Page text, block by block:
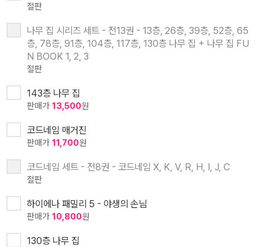
절판
나무 집 시리즈 세트 - 전13권 - 13층, 26층, 39층, 52층, 65
층, 78층, 91층, 104층, 117층, 130층 나무 집 + 나무 집 FU
N BOOK 1, 2, 3
절판
143층 나무 집
판매가 13,500원
코드네임 매거진
판매가 11,700원
코드네임 세트 - 전8권 - 코드네임 X, K, V, R, H, I, J, C
절판
하이에나 패밀리 5 - 야생의 손님
판매가 10,800원
130층 나무 집